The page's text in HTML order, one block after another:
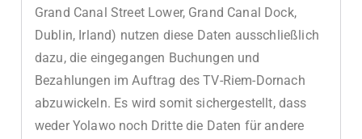
Grand Canal Street Lower, Grand Canal Dock,
Dublin, Irland) nutzen diese Daten ausschließlich
dazu, die eingegangen Buchungen und
Bezahlungen im Auftrag des TV-Riem-Dornach
abzuwickeln. Es wird somit sichergestellt, dass
weder Yolawo noch Dritte die Daten für andere